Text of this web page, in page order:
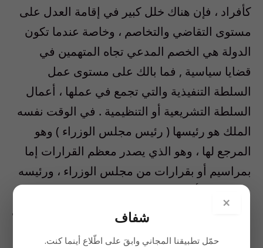
كأفراد ، فإن هناك خلل كبير في إقامة العدل على
مستوى التقاضي والتخاصم ، وخاصة عندما تكون
الدولة هي الخصم المدعي تجاه المتهمين في
قضايا سياسية , فما بالك على مستوى عمل
السلطة التنفيذية والتي تجمع في عملها ، أعمال
السلطة التشريعية أو التنظيمية . في الوقت نفسه
الملك هو رئيسها ( رئيس مجلس الوزراء ) وهو
المرجع لها ، وهو الذي يصدر معظم القرارات إما
بمراسيم أو بقرارات من مجلس الوزراء ، ورئيسه
وهو الملك أو من ينوب عنه ، والسلطة القضائية
بوضعها الحالي وضمن صلاحياتها لا سلطات لها على
السلطة التنفيذية والتشريعية ” مجلس الوزراء ” ،
×
شفاف
حمّل تطبيقنا المجاني وابقَ على اطّلاع أينما كنت.